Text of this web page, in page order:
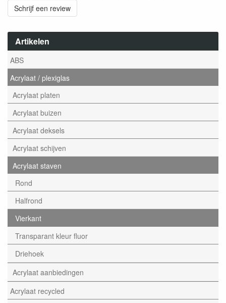
Artikelen
ABS
Acrylaat / plexiglas
Acrylaat platen
Acrylaat buizen
Acrylaat deksels
Acrylaat schijven
Acrylaat staven
Rond
Halfrond
Vierkant
Transparant kleur fluor
Driehoek
Acrylaat aanbiedingen
Acrylaat recycled
Schrijf een review